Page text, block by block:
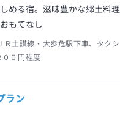
める宿。滋味豊かな郷土料理
もてなし
Ｒ土讃線・大歩危駅下車、タクシ
０円程度
ラン